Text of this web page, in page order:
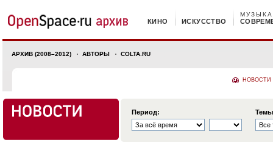
КИНО ИСКУССТВО
МУЗЫКА
АРХИВ (2008–2012) АВТОРЫ COLTA.RU
НОВОСТИ
Период: